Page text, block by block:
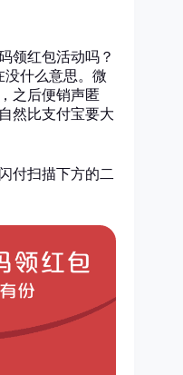
领红包活动吗？
没什么意思。微
之后便销声匿
然比支付宝要大
付扫描下方的二